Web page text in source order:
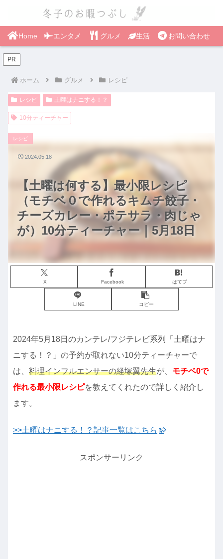
Home エンタメ グルメ 生活 お問い合わせ
PR
ホーム グルメ レシピ
レシピ 土曜はナニする！？
10分ティーチャー
【土曜は何する】最小限レシピ
（モチベ０で作れるキムチ餃子・
チーズカレー・ポテサラ・肉じゃ
が）10分ティーチャー｜5月18日
レシピ
X Facebook はてブ
LINE コピー
2024.05.18
2024年5月18日のカンテレ/フジテレビ系列「土曜はナ
ニする！？」の予約が取れない10分ティーチャーで
は、 料理インフルエンサーの経塚翼先生が、 モチベ0で
作れる最小限レシピを教えてくれたので詳しく紹介し
ます。
>>土曜はナニする！？記事一覧はこちら
スポンサーリンク